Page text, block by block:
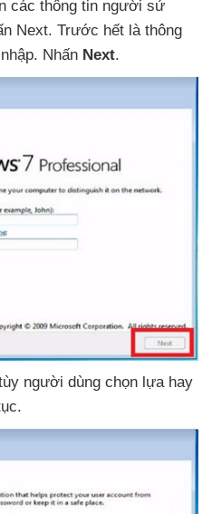
các thông tin người sử
Next. Trước hết là thông
. Nhấn Next.
người dùng chọn lựa hay